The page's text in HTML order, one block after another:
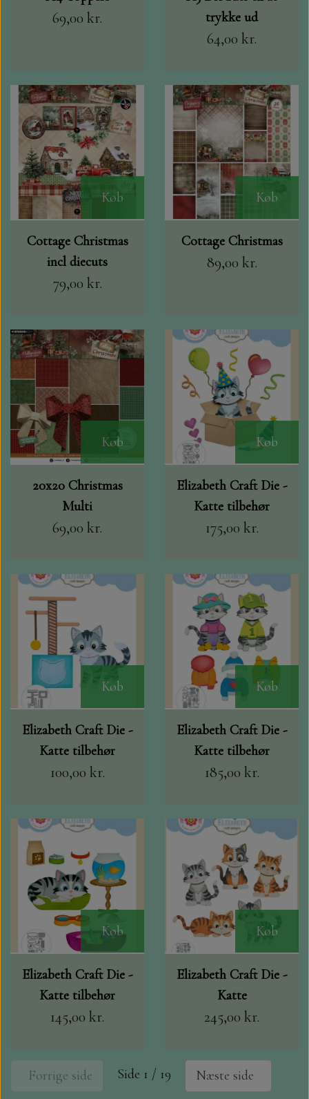
69,00 kr.
trykke ud
64,00 kr.
Køb
Cottage Christmas
incl diecuts
79,00 kr.
Køb
Cottage Christmas
89,00 kr.
Køb
20x20 Christmas
Multi
69,00 kr.
Køb
Elizabeth Craft Die -
Katte tilbehør
175,00 kr.
Køb
Elizabeth Craft Die -
Katte tilbehør
100,00 kr.
Køb
Elizabeth Craft Die -
Katte tilbehør
185,00 kr.
Køb
Elizabeth Craft Die -
Katte tilbehør
145,00 kr.
Køb
Elizabeth Craft Die -
Katte
245,00 kr.
Forrige side Side 1 / 19 Næste side